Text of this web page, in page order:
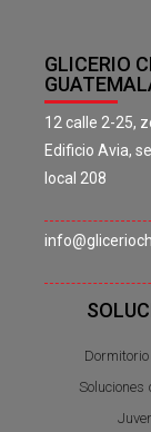
GLICERIO
12 calle 2-25,
Edificio Avia,
local 208
Soluciones